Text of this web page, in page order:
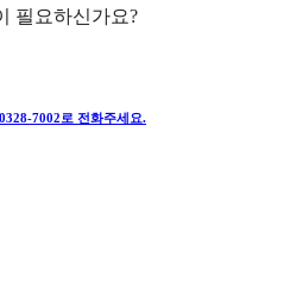
필요하신가요?
7002 로 전화주세요.